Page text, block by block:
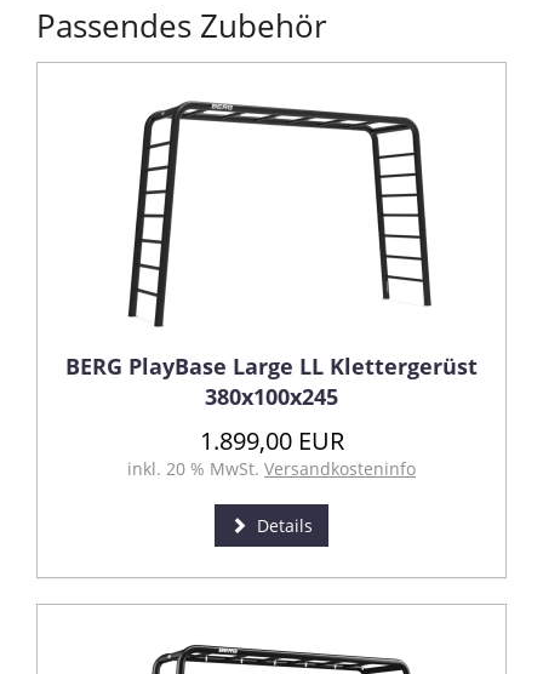
Passendes Zubehör
BERG PlayBase Large LL Klettergerüst
380x100x245
1.899,00 EUR
inkl. 20 % MwSt. Versandkosteninfo
Details